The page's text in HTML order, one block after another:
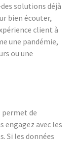
solutions déjà
bien écouter,
client à
une pandémie,
ou une
de
engagez avec les
Si les données